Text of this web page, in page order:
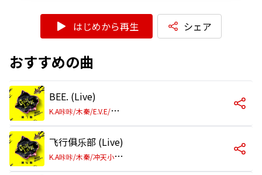
はじめから再生 シェア
おすすめの曲
BEE. (Live)
K
.A咔咔/木秦/E.V.E/CmeloD
飞行俱乐部 (Live)
K
.A咔咔/木秦/冲天小火箭/胡儆之Jinzy